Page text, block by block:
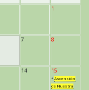
1
7 8
14 15
* Ascensión
de Nuestra